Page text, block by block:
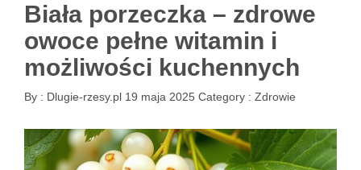
Biała porzeczka – zdrowe
owoce pełne witamin i
możliwości kuchennych
By : Dlugie-rzesy.pl 19 maja 2025 Category : Zdrowie